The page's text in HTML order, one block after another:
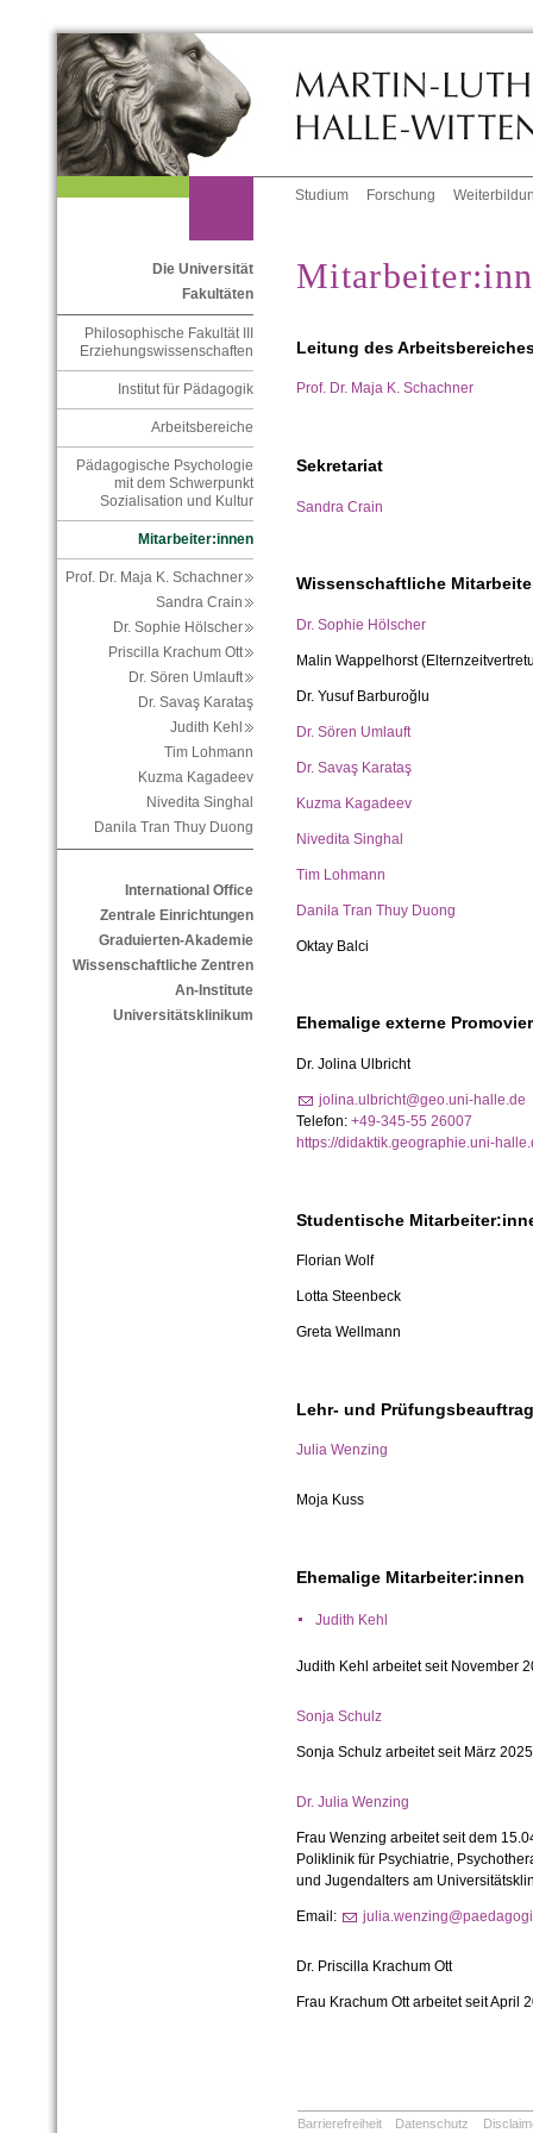
Studium Forschung
Die Universität
Fakultäten
Philosophische Fakultät III
Erziehungswissenschaften
Institut für Pädagogik
Arbeitsbereiche
Pädagogische Psychologie
mit dem Schwerpunkt
Sozialisation und Kultur
Mitarbeiter:innen
Prof. Dr. Maja K. Schachner
Sandra Crain
Dr. Sophie Hölscher
Priscilla Krachum Ott
Dr. Sören Umlauft
Dr. Savaş Karataş
Judith Kehl
Tim Lohmann
Kuzma Kagadeev
Nivedita Singhal
Danila Tran Thuy Duong
International Office
Zentrale Einrichtungen
Graduierten-Akademie
Wissenschaftliche Zentren
An-Institute
Universitätsklinikum
Leitung des
Prof. Dr. Maja K. Schachner
Sekretariat
Sandra Crain
Wissenschaftliche
Dr. Sophie Hölscher
Malin Wappelhorst
Dr. Yusuf Barburoğlu
Dr. Sören Umlauft
Dr. Savaş Karataş
Kuzma Kagadeev
Nivedita Singhal
Tim Lohmann
Danila Tran Thuy Duong
Oktay Balci
Ehemalige externe
Dr. Jolina Ulbricht
jolina.ulbricht@geo.uni-halle.de
Telefon: +49-345-55 26007
https://didaktik.geographie.uni-
Studentische
Florian Wolf
Lotta Steenbeck
Greta Wellmann
Lehr- und
Julia Wenzing
Moja Kuss
Ehemalige Mitarbeiter:innen
Judith Kehl
Judith Kehl arbeitet seit November
Sonja Schulz
Sonja Schulz arbeitet seit März
Dr. Julia Wenzing
Frau Wenzing arbeitet seit dem
Poliklinik für Psychiatrie,
und Jugendalters am
Email:
Dr. Priscilla Krachum Ott
Frau Krachum Ott arbeitet seit April
Barrierefreiheit Datenschutz